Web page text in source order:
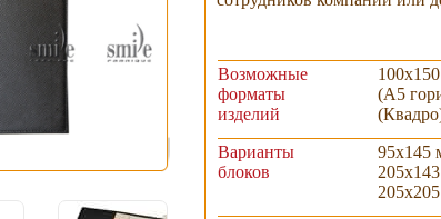
Возможные
форматы
изделий
(А5
Варианты
блоков
95х145